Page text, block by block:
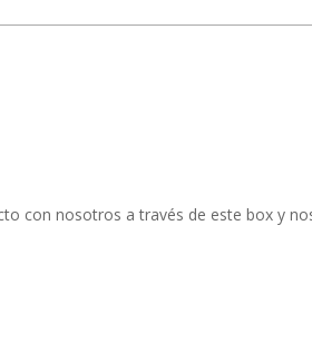
con nosotros a través de este box y